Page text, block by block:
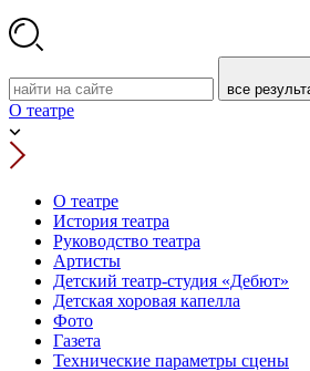
все
О театре
О театре
История театра
Руководство театра
Артисты
Детский театр-студия «Дебют»
Детская хоровая капелла
Фото
Газета
Технические параметры сцены